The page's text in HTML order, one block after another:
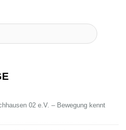
02 e.V. – Bewegung kennt